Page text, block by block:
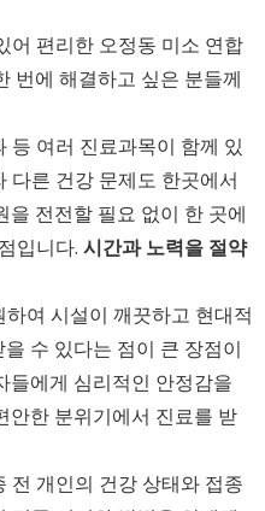
어 편리한 오정동 미소 연합
번에 해결하고 싶은 분들께
등 여러 진료과목이 함께 있
다른 건강 문제도 한곳에서
을 전전할 필요 없이 한 곳에
입니다. 시간과 노력을 절약
여 시설이 깨끗하고 현대적
수 있다는 점이 큰 장점이
들에게 심리적인 안정감을
안한 분위기에서 진료를 받
전 개인의 건강 상태와 접종